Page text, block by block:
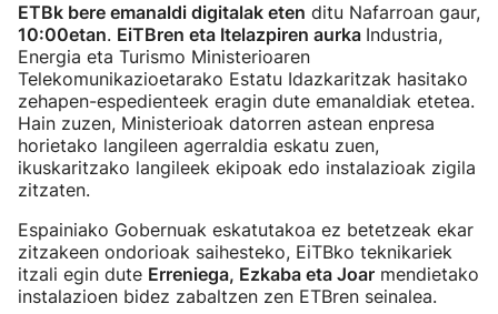
ETBk bere emanaldi digitalak eten ditu Nafarroan gaur,
10:00etan. EiTBren eta Itelazpiren aurka Industria,
Energia eta Turismo Ministerioaren
Telekomunikazioetarako Estatu Idazkaritzak hasitako
zehapen-espedienteek eragin dute emanaldiak etetea.
Hain zuzen, Ministerioak datorren astean enpresa
horietako langileen agerraldia eskatu zuen,
ikuskaritzako langileek ekipoak edo instalazioak zigila
zitzaten.
Espainiako Gobernuak eskatutakoa ez betetzeak ekar
zitzakeen ondorioak saihesteko, EiTBko teknikariek
itzali egin dute Erreniega, Ezkaba eta Joar mendietako
instalazioen bidez zabaltzen zen ETBren seinalea.